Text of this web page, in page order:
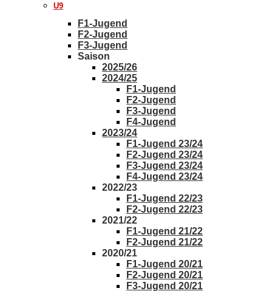
U9
F1-Jugend
F2-Jugend
F3-Jugend
Saison
2025/26
2024/25
F1-Jugend
F2-Jugend
F3-Jugend
F4-Jugend
2023/24
F1-Jugend 23/24
F2-Jugend 23/24
F3-Jugend 23/24
F4-Jugend 23/24
2022/23
F1-Jugend 22/23
F2-Jugend 22/23
2021/22
F1-Jugend 21/22
F2-Jugend 21/22
2020/21
F1-Jugend 20/21
F2-Jugend 20/21
F3-Jugend 20/21